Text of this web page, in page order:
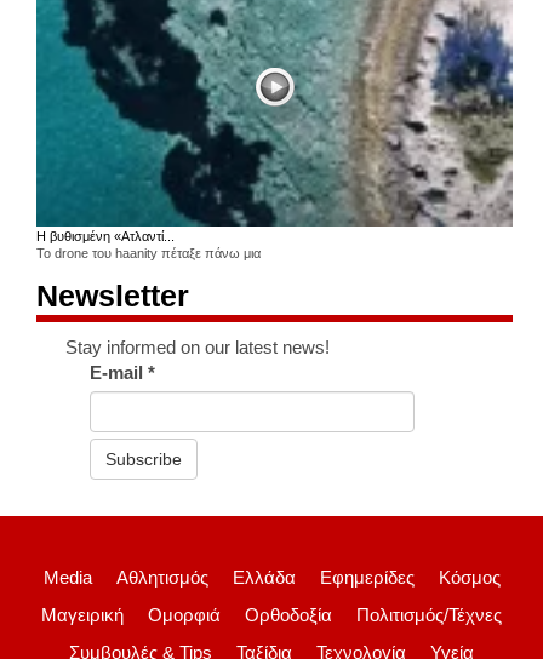
Η βυθισμένη «Ατλαντί...
Το drone του haanity πέταξε πάνω μια
Newsletter
Stay informed on our latest news!
E-mail*
Subscribe
Media Αθλητισμός Ελλάδα Εφημερίδες
Κόσμος
Μαγειρική
Ομορφιά Ορθοδοξία
Πολιτισμός/Τέχνες
Συμβουλές & Tips
Ταξίδια Τεχνολογία Υγεία